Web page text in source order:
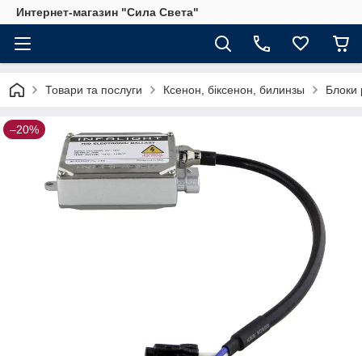
Интернет-магазин "Сила Света"
Товари та послуги Ксенон, біксенон, билинзы Блоки
–20%